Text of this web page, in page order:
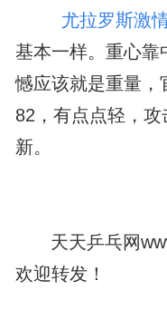
尤拉罗斯激
基本一样。重心靠
憾应该就是重量，
82，有点点轻，
新。
天天乒乓网
欢迎转发！